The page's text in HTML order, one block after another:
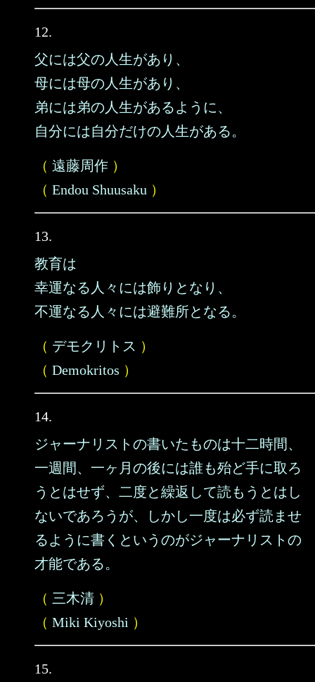
12.
父には父の人生があり、
母には母の人生があり、
弟には弟の人生があるように、
自分には自分だけの人生がある。
（ 遠藤周作 ）
（ Endou Shuusaku ）
13.
教育は
幸運なる人々には飾りとなり、
不運なる人々には避難所となる。
（ デモクリトス ）
（ Demokritos ）
14.
ジャーナリストの書いたものは十二時間、
一週間、一ヶ月の後には誰も殆ど手に取ろ
うとはせず、二度と繰返して読もうとはし
ないであろうが、しかし一度は必ず読ませ
るように書くというのがジャーナリストの
才能である。
（ 三木清 ）
（ Miki Kiyoshi ）
15.